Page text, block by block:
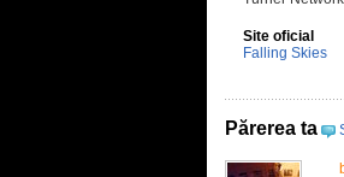
Site oficial
Falling Skies
Părerea ta